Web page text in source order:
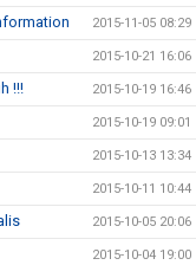
2015-11-05 08:29
2015-10-21 16:06
!!! 2015-10-19 16:46
2015-10-19 09:01
2015-10-13 13:34
2015-10-11 10:44
2015-10-05 20:06
2015-10-04 19:00